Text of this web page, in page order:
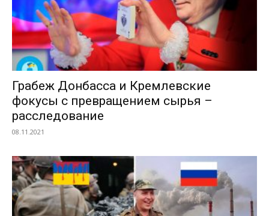
Грабеж Донбасса и Кремлевские
фокусы с превращением сырья –
расследование
08.11.2021